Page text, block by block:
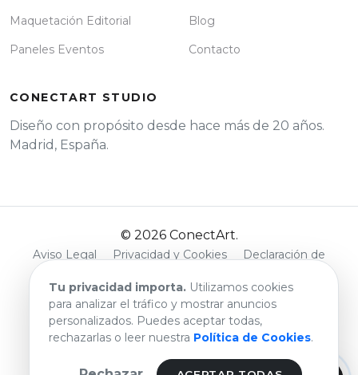
Maquetación Editorial
Paneles Eventos
Blog
Contacto
CONECTART STUDIO
Diseño con propósito desde hace más de 20 años.
Madrid, España.
© 2026 ConectArt.
Aviso Legal Privacidad y Cookies
Declaración de
Tu privacidad importa. Utilizamos cookies
para analizar el tráfico y mostrar anuncios
personalizados. Puedes aceptar todas,
rechazarlas o leer nuestra Política de Cookies.